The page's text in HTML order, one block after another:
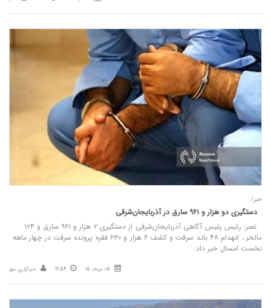
خبر/
دستگیری دو هزار و ۹۶۱ سارق در آذربایجان‌شرقی
نصر: رئیس پلیس آگاهی آذربایجان‌شرقی از دستگیری ۲ هزار و ۹۶۱ سارق و ۱۲۴
مالخر ، انهدام ۴۸ باند سرقت و کشف ۶ هزار و ۶۳۰ فقره پرونده سرقت در چهار ماهه
نخست امسال خبر داد.
05 مرداد 15 19:54 خبرگزاری مهر